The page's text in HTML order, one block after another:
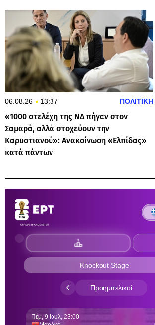
06.08.26 13:37 ΠΟΛΙΤΙΚΗ
«1000 στελέχη της ΝΔ πήγαν στον
Σαμαρά, αλλά στοχεύουν την
Καρυστιανού»: Ανακοίνωση «Ελπίδας»
κατά πάντων